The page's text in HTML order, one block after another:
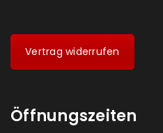
Vertrag widerrufen
Öffnungszeiten